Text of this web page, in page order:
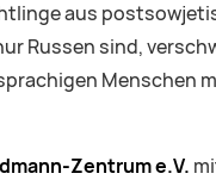
aus
Russen sind,
Zentrum e.V.